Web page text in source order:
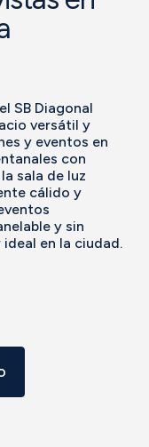
SB Diagonal
versátil y
y eventos en
con
sala de luz
cálido y
y sin
en la ciudad.